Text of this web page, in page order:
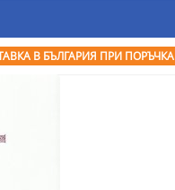
В БЪЛГАРИЯ ПРИ ПОРЪЧКА